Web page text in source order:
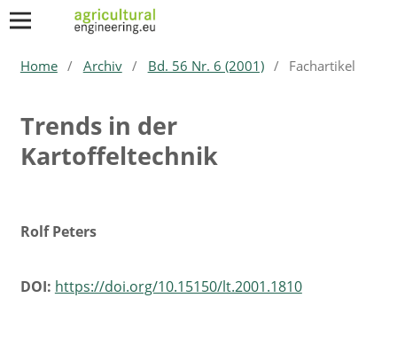
Home / Archiv / Bd. 56 Nr. 6 (2001) / Fachartikel
Trends in der
Kartoffeltechnik
Rolf Peters
DOI: https://doi.org/10.15150/lt.2001.1810